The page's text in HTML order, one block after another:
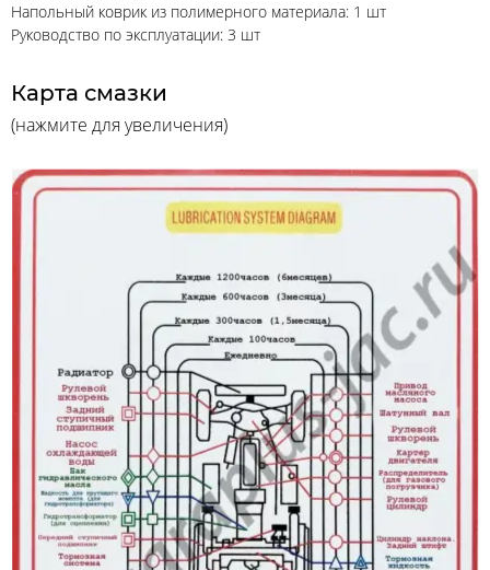
Напольный коврик из полимерного материала: 1 шт
Руководство по эксплуатации: 3 шт
Карта смазки
(нажмите для увеличения)